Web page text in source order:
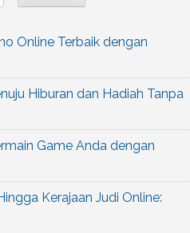
Online Terbaik dengan
Hiburan dan Hadiah Tanpa
Game Anda dengan
Kerajaan Judi Online: